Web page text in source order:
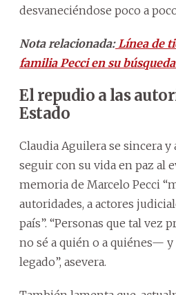
desvaneciéndose poco a
Nota relacionada:Línea de
familia Pecci en su
El repudio a las
Estado
Claudia Aguilera se sincera
seguir con su vida en paz al
memoria de Marcelo Pecci
autoridades, a actores
país”. “Personas que tal
no sé a quién o a quiénes— y
legado”, asevera.